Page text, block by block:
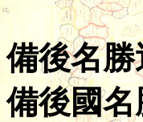
備後名
備後國